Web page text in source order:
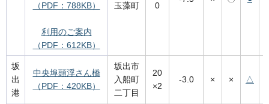
（PDF：788KB）
利用のご案内
（PDF：612KB）
玉藻町
0
坂
出
港
中央埠頭浮さん橋
（PDF：420KB）
坂出市
入船町
二丁目
20
×2
-3.0 × × △